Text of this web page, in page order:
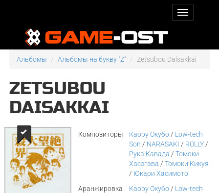
Альбомы Альбомы на букву "Z" Zetsubou Daisakkai
ZETSUBOU
DAISAKKAI
Композиторы Каору Окубо / Low-tech
Son / NARASAKI / ROLLY /
Рука Кавада /Томоки
Хасэгава /Томоки Кикуя
/ Юкари Хасимото
Аранжировка
Каору Окубо / Low-tech